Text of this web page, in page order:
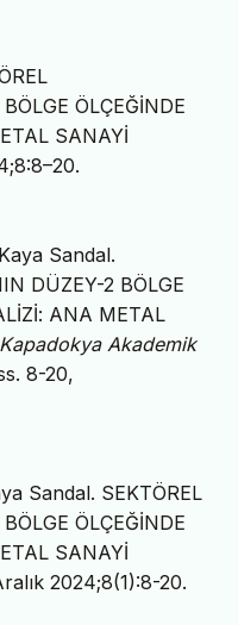
ÖLÇEĞİNDE
SANAYİ
Sandal.
DÜZEY-2 BÖLGE
ANA METAL
Kapadokya Akademik
8-20,
Sandal. SEKTÖREL
ÖLÇEĞİNDE
SANAYİ
2024;8(1):8-20.